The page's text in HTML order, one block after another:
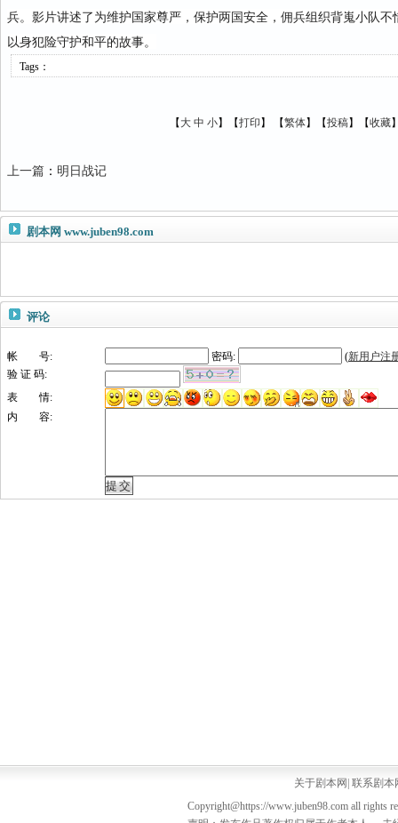
兵。影片讲述了为维护国家尊严，保护两国安全，佣兵组织背嵬小队
以身犯险守护和平的故事。
Tags：
【 大 中 小】【打印 】 【繁体】【投稿】【收藏
上一篇 ： 明日战记
剧本网 www.juben98.com
评论
帐 号: 密码: (新用户注
验 证 码:
表 情:
内 容:
关于剧本网 联系剧本
Copyright@https://www.juben98.com all rights